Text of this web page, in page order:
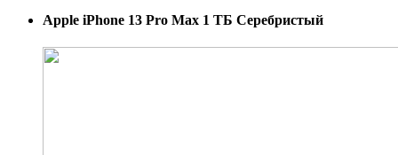
Apple iPhone 13 Pro Max 1 ТБ Серебристый